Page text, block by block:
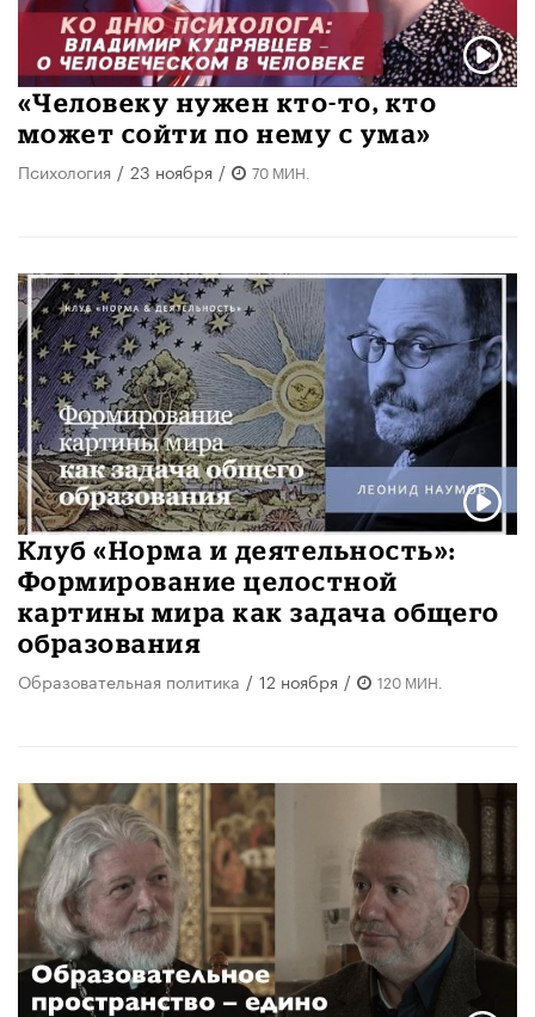
«Человеку нужен кто-то, кто
может сойти по нему с ума»
Психология / 23 ноября / 70 МИН.
Клуб «Норма и деятельность»:
Формирование целостной
картины мира как задача общего
образования
Образовательная политика / 12 ноября / 120 МИН.